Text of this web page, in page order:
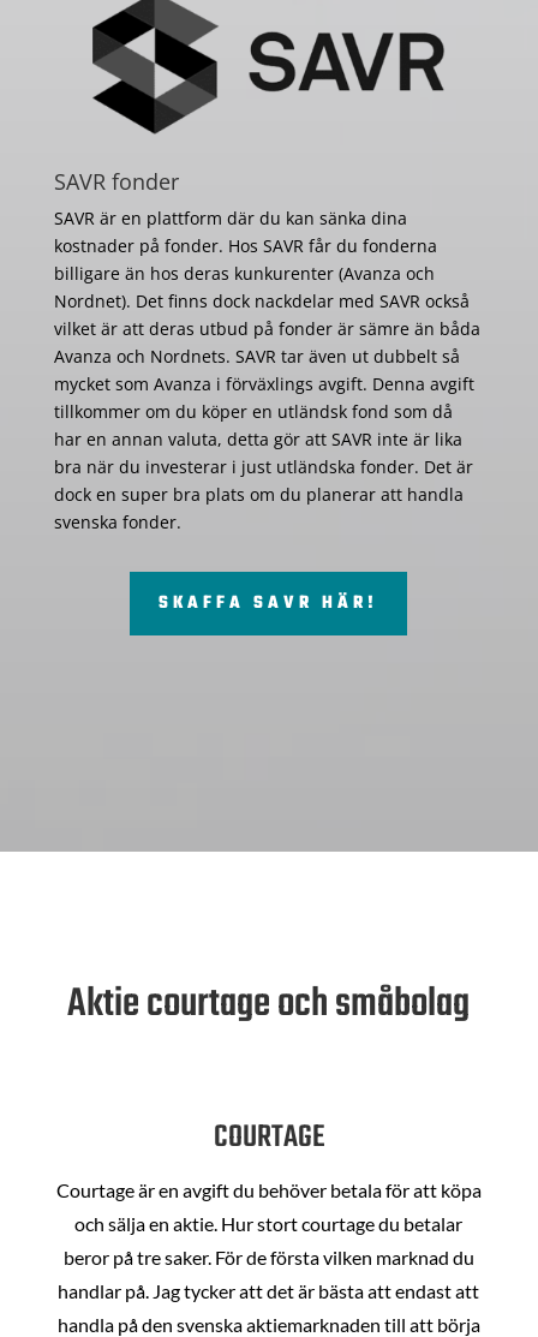
SAVR fonder
SAVR är en plattform där du kan sänka dina
kostnader på fonder. Hos SAVR får du fonderna
billigare än hos deras kunkurenter (Avanza och
Nordnet). Det finns dock nackdelar med SAVR också
vilket är att deras utbud på fonder är sämre än båda
Avanza och Nordnets. SAVR tar även ut dubbelt så
mycket som Avanza i förväxlings avgift. Denna avgift
tillkommer om du köper en utländsk fond som då
har en annan valuta, detta gör att SAVR inte är lika
bra när du investerar i just utländska fonder. Det är
dock en super bra plats om du planerar att handla
svenska fonder.
SKAFFA SAVR HÄR!
Aktie courtage och småbolag
COURTAGE
Courtage är en avgift du behöver betala för att köpa
och sälja en aktie. Hur stort courtage du betalar
beror på tre saker. För de första vilken marknad du
handlar på. Jag tycker att det är bästa att endast att
handla på den svenska aktiemarknaden till att börja